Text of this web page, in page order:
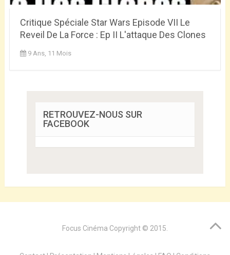
Critique Spéciale Star Wars Episode VII Le
Reveil De La Force : Ep II L'attaque Des Clones
9 Ans, 11 Mois
RETROUVEZ-NOUS SUR
FACEBOOK
Focus Cinéma Copyright © 2015.